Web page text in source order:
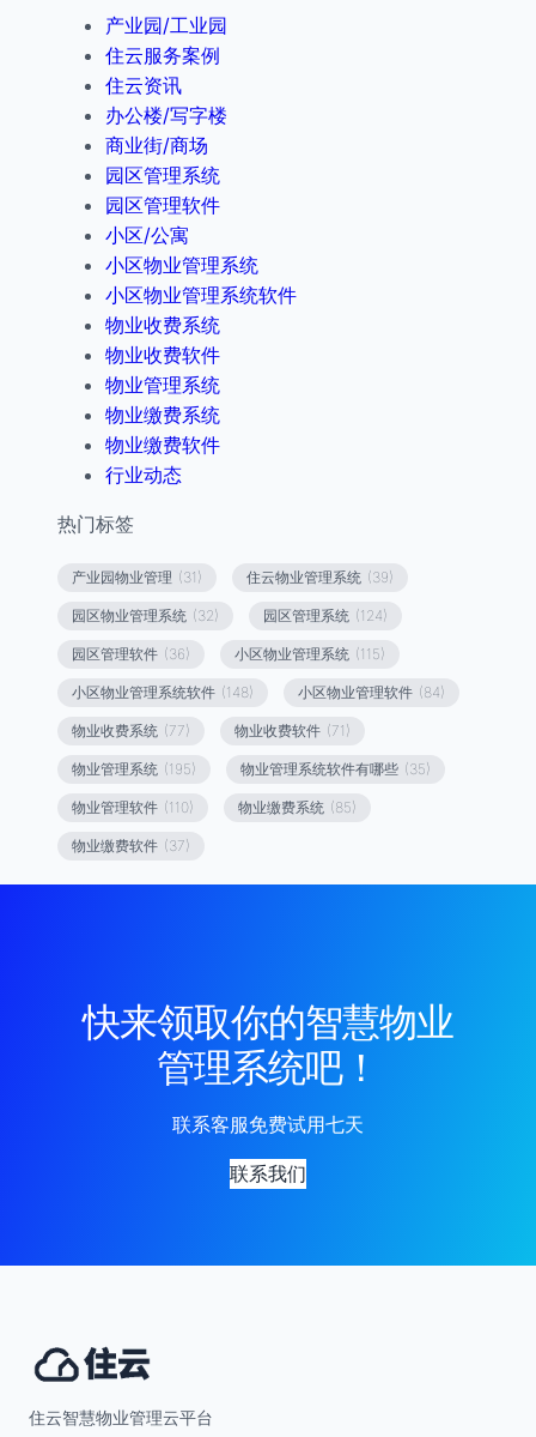
产业园/工业园
住云服务案例
住云资讯
办公楼/写字楼
商业街/商场
园区管理系统
园区管理软件
小区/公寓
小区物业管理系统
小区物业管理系统软件
物业收费系统
物业收费软件
物业管理系统
物业缴费系统
物业缴费软件
行业动态
热门标签
产业园物业管理 (31) 住云物业管理系统 (39)
园区物业管理系统 (32) 园区管理系统 (124)
园区管理软件 (36) 小区物业管理系统 (115)
小区物业管理系统软件 (148) 小区物业管理软件 (84)
物业收费系统 (77) 物业收费软件 (71)
物业管理系统 (195) 物业管理系统软件有哪些 (35)
物业管理软件 (110) 物业缴费系统 (85)
物业缴费软件 (37)
快来领取你的智慧物业
管理系统吧！
联系客服免费试用七天
联系我们
住云智慧物业管理云平台